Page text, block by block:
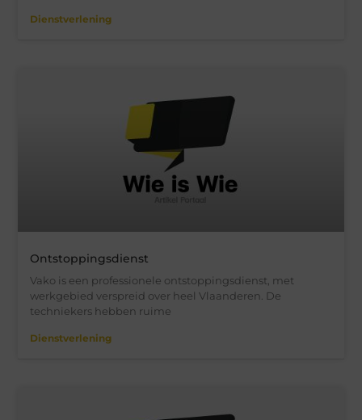
Dienstverlening
Ontstoppingsdienst
Vako is een professionele ontstoppingsdienst, met
werkgebied verspreid over heel Vlaanderen. De
techniekers hebben ruime
Dienstverlening